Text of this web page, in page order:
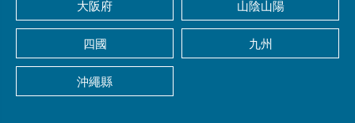
大阪府 山陰山陽
四國 九州
沖繩縣